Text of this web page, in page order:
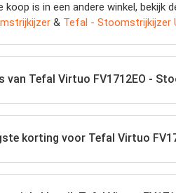
koop is in een andere winkel, bekijk
& Tefal - Stoomstrijkijzer
van Tefal Virtuo FV1712EO -
korting voor Tefal Virtuo